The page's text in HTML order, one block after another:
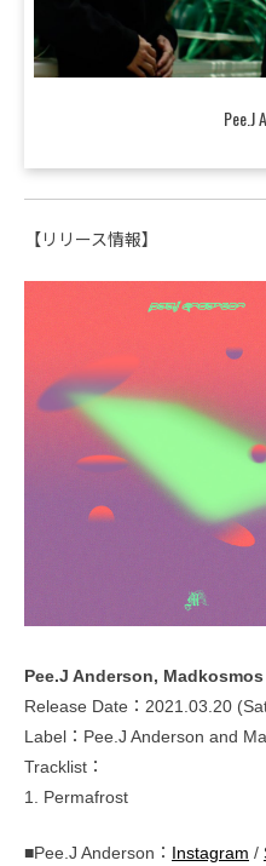
Pee.J
【リリース情報】
Pee.J Anderson, Madkosmos
Release Date：2021.03.20
Label：Pee.J Anderson and
Tracklist：
1. Permafrost
■Pee.J Anderson： Instagram /